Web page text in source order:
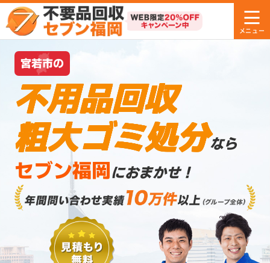
宮若市の
不用品回収
粗大ゴミ処分なら
セブン福岡 におまかせ！